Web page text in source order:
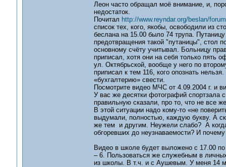
Леон часто обращал моё внимание, и,
недостаток.
Почитал http://www.reyndar.org/beslan/
список тех, кого, якобы, освободили из
беслана на 15.00 было 74 трупа.
предотвращения такой "путаницы", стол
основному счёту учитывал. Больницу
приписал, хотя они на себя только пять
ул. Октябрьской, вообще у него по
приписал к тем 116, кого опознать
«бухгалтерию» свести.
Посмотрите видео МЧС от 4.09.2004 г. и
У вас же десятки фотографий
правильную сказали, про то, что не все
В этой ситуации надо кому-то «не
выдумали, полностью, каждую букву. А
же тем и другим. Неужели слабо? А когда
обгоревших до неузнаваемости? И
Видео в школе будет выложено с 17.00
– 6. Пользоваться же служебным в
из школы. В т.ч. и с Аушевым. У меня 14